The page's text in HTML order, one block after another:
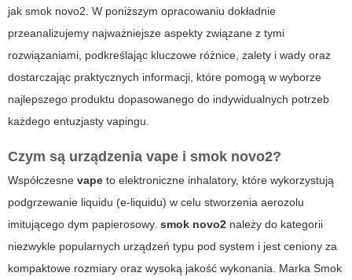
jak smok novo2. W poniższym opracowaniu dokładnie
przeanalizujemy najważniejsze aspekty związane z tymi
rozwiązaniami, podkreślając kluczowe różnice, zalety i wady oraz
dostarczając praktycznych informacji, które pomogą w wyborze
najlepszego produktu dopasowanego do indywidualnych potrzeb
każdego entuzjasty vapingu.
Czym są urządzenia vape i smok novo2?
Współczesne vape to elektroniczne inhalatory, które wykorzystują
podgrzewanie liquidu (e-liquidu) w celu stworzenia aerozolu
imitującego dym papierosowy. smok novo2 należy do kategorii
niezwykle popularnych urządzeń typu pod system i jest ceniony za
kompaktowe rozmiary oraz wysoką jakość wykonania. Marka Smok